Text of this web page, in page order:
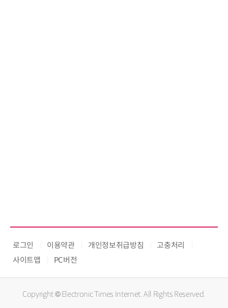
로그인 이용약관 개인정보취급방침
고충처리
사이트맵
PC버전
Copyright © Electronic Times Internet. All Rights Reserved.